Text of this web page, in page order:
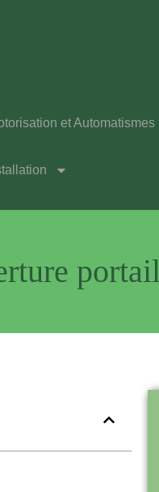
et Automatismes